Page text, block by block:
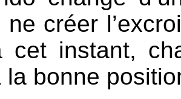
ne créer
cet instant,
la bonne